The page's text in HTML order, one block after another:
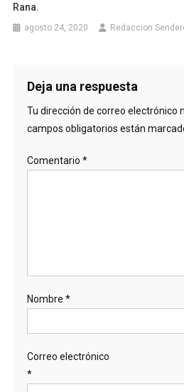
Rana.
agosto 24, 2020 Redaccion
Deja una respuesta
Tu dirección de correo electrónico
campos obligatorios están
Comentario *
Nombre *
Correo electrónico
*